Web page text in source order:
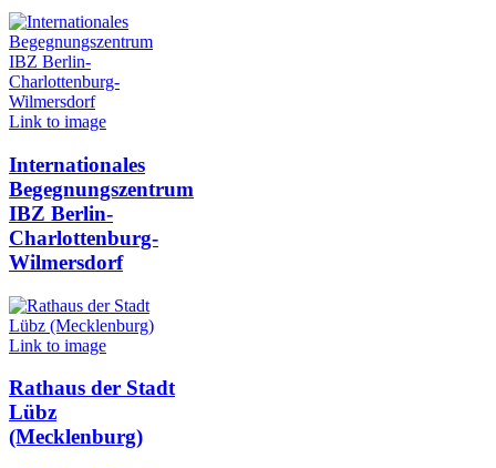
Link to image
Internationales
Begegnungszentrum
IBZ Berlin-
Charlottenburg-
Wilmersdorf
Link to image
Rathaus der Stadt
Lübz
(Mecklenburg)